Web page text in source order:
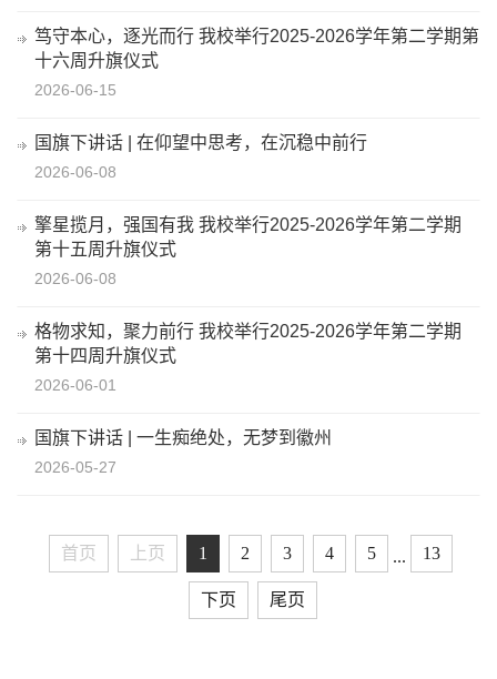
笃守本心，逐光而行 我校举行2025-2026学年第二学期第
十六周升旗仪式
2026-06-15
国旗下讲话 | 在仰望中思考，在沉稳中前行
2026-06-08
擎星揽月，强国有我 我校举行2025-2026学年第二学期
第十五周升旗仪式
2026-06-08
格物求知，聚力前行 我校举行2025-2026学年第二学期
第十四周升旗仪式
2026-06-01
国旗下讲话 | 一生痴绝处，无梦到徽州
2026-05-27
首页 上页 1 2 3 4 5 ... 13
下页 尾页